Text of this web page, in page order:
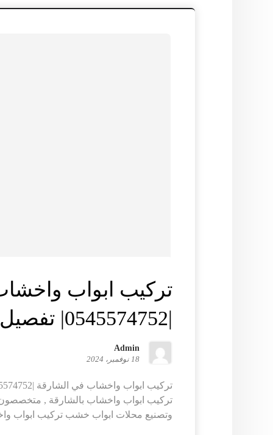
تركيب ابواب
|0545574752| تفصيل ابواب
Admin
18 نوفمبر، 2024
تركيب ابواب واخشاب بالشارقة ,
وتصنيع محلات ابواب خشب تركيب ابواب